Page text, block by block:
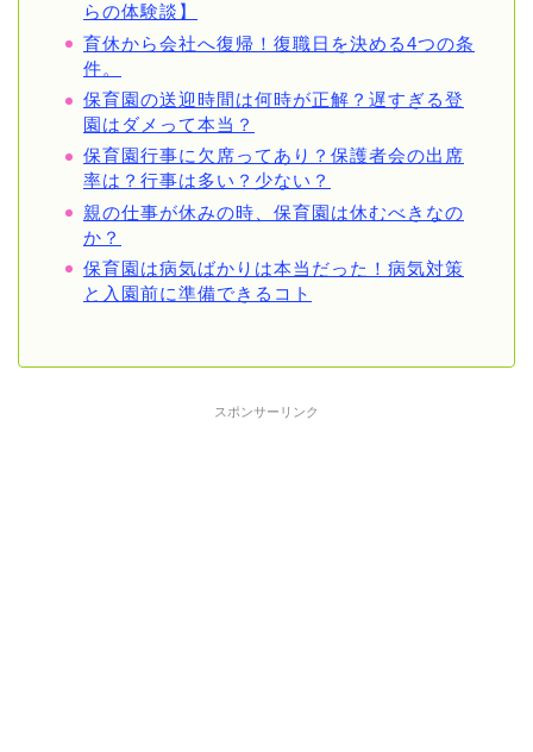
らの体験談】
育休から会社へ復帰！復職日を決める4つの条
件。
保育園の送迎時間は何時が正解？遅すぎる登
園はダメって本当？
保育園行事に欠席ってあり？保護者会の出席
率は？行事は多い？少ない？
親の仕事が休みの時、保育園は休むべきなの
か？
保育園は病気ばかりは本当だった！病気対策
と入園前に準備できるコト
スポンサーリンク